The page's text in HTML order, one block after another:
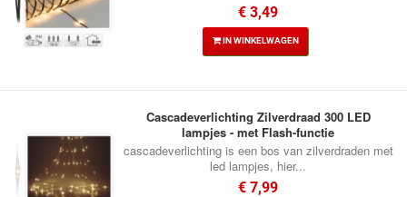
€ 3,49
IN WINKELWAGEN
Cascadeverlichting Zilverdraad 300 LED
lampjes - met Flash-functie
cascadeverlichting is een bos van zilverdraden met
led lampjes, hier...
€ 7,99